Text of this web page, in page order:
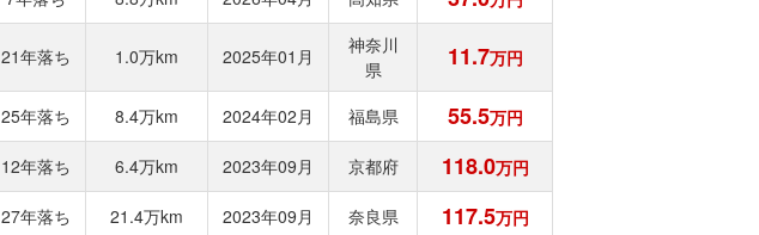
21年落ち 1.0万km 2025年01月
神奈川
県
11.7万円
25年落ち 8.4万km 2024年02月 福島県 55.5万円
12年落ち 6.4万km 2023年09月 京都府 118.0万円
27年落ち 21.4万km 2023年09月 奈良県 117.5万円